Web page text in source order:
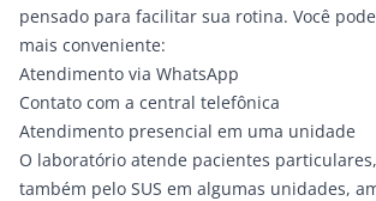
pensado para facilitar sua rotina. Você
mais conveniente:
Atendimento via WhatsApp
Contato com a central telefônica
Atendimento presencial em uma unidade
O laboratório atende pacientes
também pelo SUS em algumas unidades,